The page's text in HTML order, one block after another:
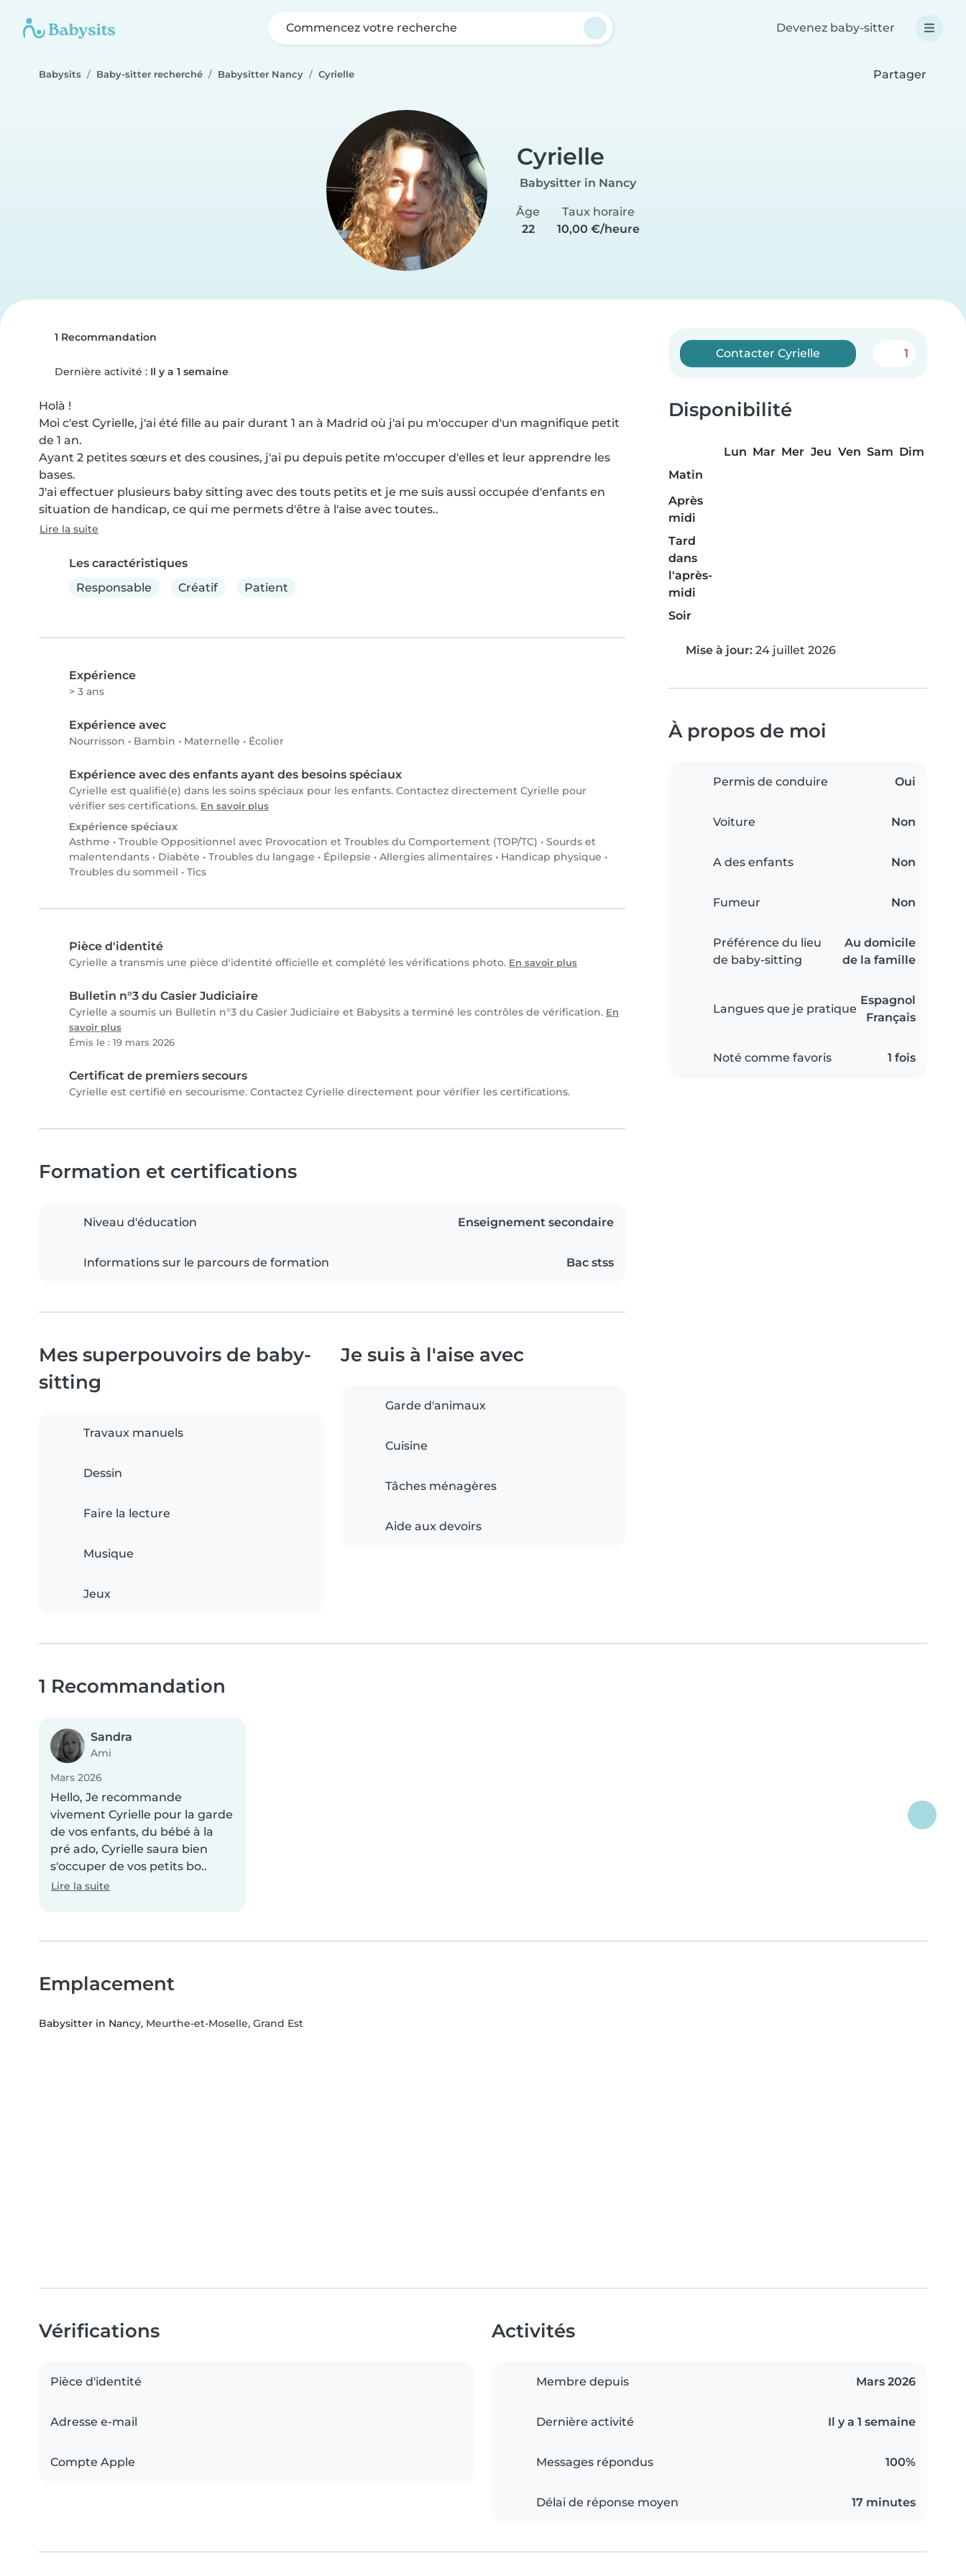
Commencez votre recherche Devenez baby-sitter
Babysits Baby-sitter recherché Babysitter Nancy Cyrielle Partager
Cyrielle
Babysitter in Nancy
Âge
22
Taux horaire
10,00 €/heure
1 Recommandation
Dernière activité : Il y a 1 semaine
Holà !
Moi c'est Cyrielle, j'ai été fille au pair durant 1 an à Madrid où j'ai pu m'occuper d'un magnifique petit
de 1 an.
Ayant 2 petites sœurs et des cousines, j'ai pu depuis petite m'occuper d'elles et leur apprendre les
bases.
J'ai effectuer plusieurs baby sitting avec des touts petits et je me suis aussi occupée d'enfants en
situation de handicap, ce qui me permets d'être à l'aise avec toutes..
Lire la suite
Les caractéristiques
Responsable
Créatif Patient
Expérience
> 3 ans
Expérience avec
Nourrisson • Bambin • Maternelle • Écolier
Expérience avec des enfants ayant des besoins spéciaux
Cyrielle est qualifié(e) dans les soins spéciaux pour les enfants. Contactez directement Cyrielle pour
vérifier ses certifications. En savoir plus
Expérience spéciaux
Asthme • Trouble Oppositionnel avec Provocation et Troubles du Comportement (TOP/TC) • Sourds et
malentendants • Diabète • Troubles du langage • Épilepsie • Allergies alimentaires • Handicap physique •
Troubles du sommeil • Tics
Pièce d'identité
Cyrielle a transmis une pièce d'identité officielle et complété les vérifications photo. En savoir plus
Bulletin n°3 du Casier Judiciaire
Cyrielle a soumis un Bulletin n°3 du Casier Judiciaire et Babysits a terminé les contrôles de vérification. En
savoir plus
Émis le : 19 mars 2026
Certificat de premiers secours
Cyrielle est certifié en secourisme. Contactez Cyrielle directement pour vérifier les certifications.
Contacter Cyrielle 1
Disponibilité
Lun Mar Mer Jeu Ven Sam Dim
Matin
Après
midi
Tard
dans
l'après-
midi
Soir
Mise à jour: 24 juillet 2026
À propos de moi
Permis de conduire Oui
Voiture Non
A des enfants Non
Fumeur Non
Préférence du lieu
de baby-sitting
Au domicile
de la famille
Langues que je pratique
Espagnol
Français
Noté comme favoris 1 fois
Formation et certifications
Niveau d'éducation Enseignement secondaire
Informations sur le parcours de formation Bac stss
Mes superpouvoirs de baby-
sitting
Travaux manuels
Dessin
Faire la lecture
Musique
Jeux
Je suis à l'aise avec
Garde d'animaux
Cuisine
Tâches ménagères
Aide aux devoirs
1 Recommandation
Sandra
Ami
Mars 2026
Hello, Je recommande
vivement Cyrielle pour la garde
de vos enfants, du bébé à la
pré ado, Cyrielle saura bien
s'occuper de vos petits bo..
Lire la suite
Emplacement
Babysitter in Nancy, Meurthe-et-Moselle, Grand Est
Vérifications
Pièce d'identité
Adresse e-mail
Compte Apple
Activités
Membre depuis Mars 2026
Dernière activité Il y a 1 semaine
Messages répondus 100%
Délai de réponse moyen 17 minutes